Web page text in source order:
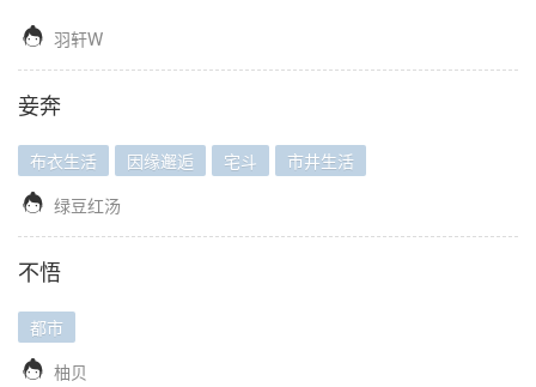
 羽轩W
妾奔
布衣生活 因缘邂逅 宅斗 市井生活
 绿豆红汤
不悟
都市
 柚贝